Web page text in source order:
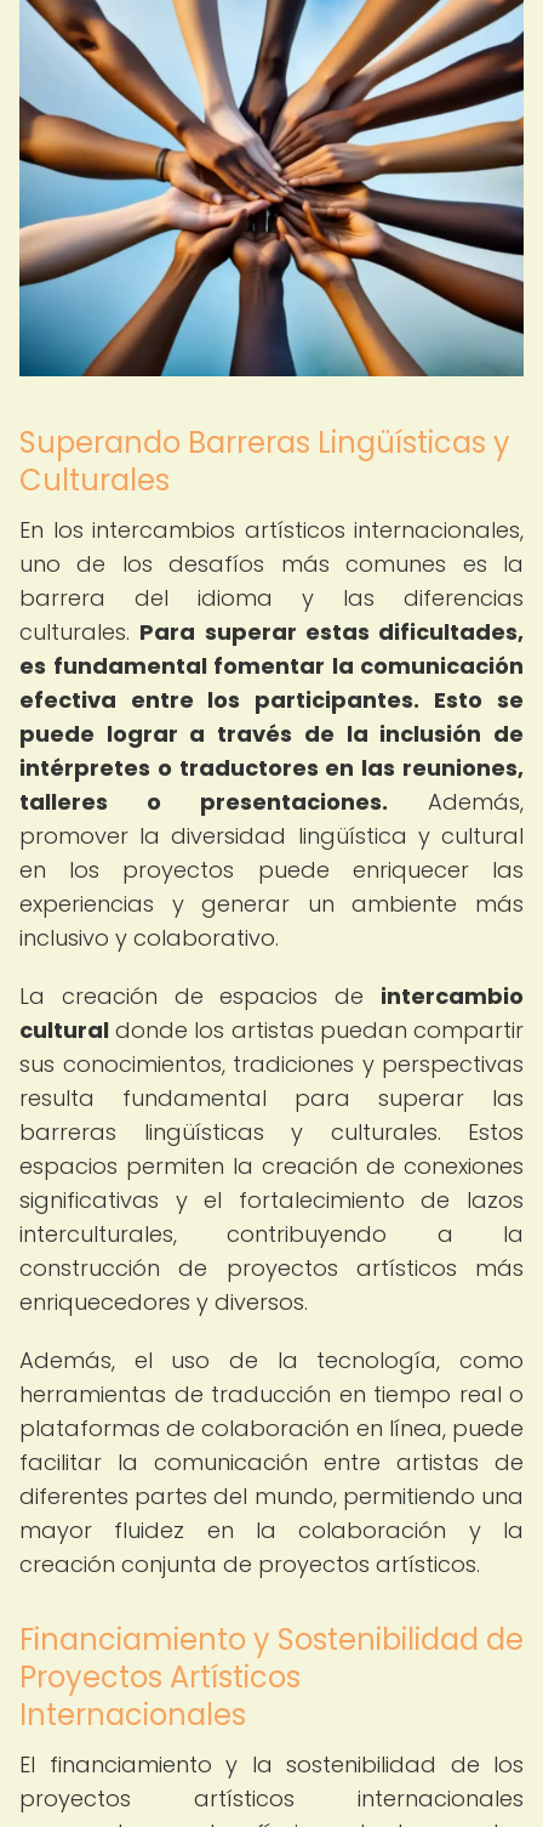
Superando Barreras Lingüísticas y
Culturales
En los intercambios artísticos internacionales,
uno de los desafíos más comunes es la
barrera del idioma y las diferencias
culturales. Para superar estas dificultades,
es fundamental fomentar la comunicación
efectiva entre los participantes. Esto se
puede lograr a través de la inclusión de
intérpretes o traductores en las reuniones,
talleres o presentaciones. Además,
promover la diversidad lingüística y cultural
en los proyectos puede enriquecer las
experiencias y generar un ambiente más
inclusivo y colaborativo.
La creación de espacios de intercambio
cultural donde los artistas puedan compartir
sus conocimientos, tradiciones y perspectivas
resulta fundamental para superar las
barreras lingüísticas y culturales. Estos
espacios permiten la creación de conexiones
significativas y el fortalecimiento de lazos
interculturales, contribuyendo a la
construcción de proyectos artísticos más
enriquecedores y diversos.
Además, el uso de la tecnología, como
herramientas de traducción en tiempo real o
plataformas de colaboración en línea, puede
facilitar la comunicación entre artistas de
diferentes partes del mundo, permitiendo una
mayor fluidez en la colaboración y la
creación conjunta de proyectos artísticos.
Financiamiento y Sostenibilidad de
Proyectos Artísticos
Internacionales
El financiamiento y la sostenibilidad de los
proyectos artísticos internacionales